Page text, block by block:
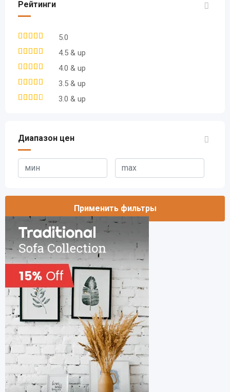
Рейтинги
5.0
4.5 & up
4.0 & up
3.5 & up
3.0 & up
Диапазон цен
Применить фильтры